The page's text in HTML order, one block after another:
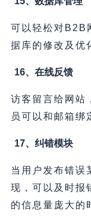
可以轻松对B2B
据库的修改及优
16、在线反馈
访客留言给网站
员可以和邮箱绑
17、纠错模块
当用户发布错误
现，可以及时报
的信息量庞大的